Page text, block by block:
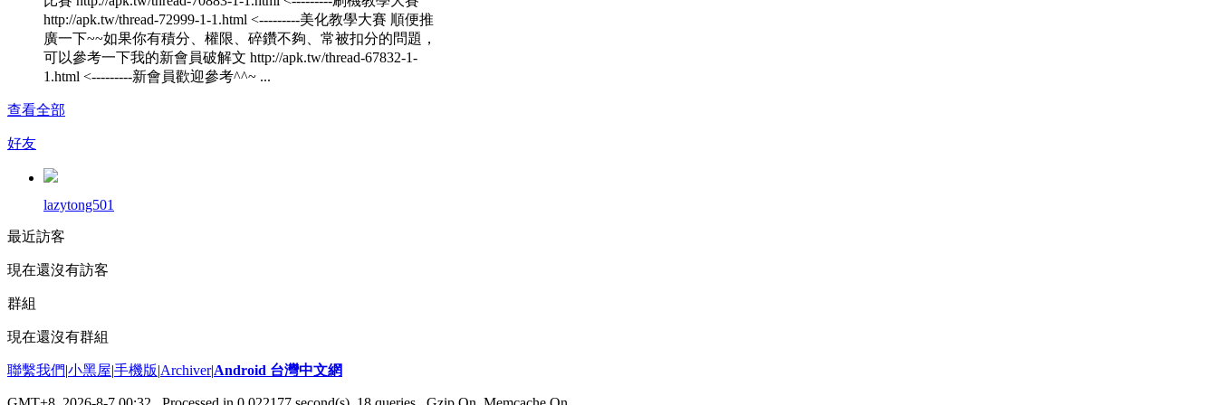
http://apk.tw/thread-72999-1-1.html <---------美化教學大賽 順便推
廣一下~~如果你有積分、權限、碎鑽不夠、常被扣分的問題，
可以參考一下我的新會員破解文 http://apk.tw/thread-67832-1-
1.html <---------新會員歡迎參考^^~ ...
查看全部
好友
lazytong501
最近訪客
現在還沒有訪客
群組
現在還沒有群組
聯繫我們|小黑屋|手機版|Archiver|Android 台灣中文網